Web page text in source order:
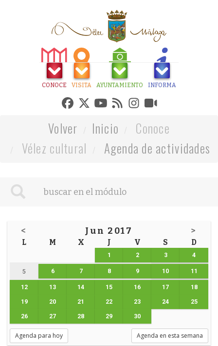
CONOCE VISITA AYUNTAMIENTO INFORMA
Volver Inicio
Conoce
Vélez cultural
Agenda de actividades
< Jun 2017 >
L M X J V S D
1 2 3 4
5 6 7 8 9 10 11
12 13 14 15 16 17 18
19 20 21 22 23 24 25
26 27 28 29 30
Agenda para hoy Agenda en esta semana